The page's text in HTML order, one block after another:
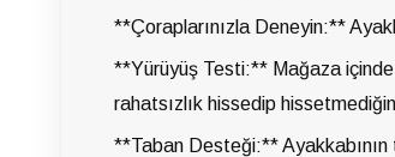
**Çoraplarınızla Deneyin:**
**Yürüyüş Testi:** Mağaza içinde
rahatsızlık hissedip
**Taban Desteği:**